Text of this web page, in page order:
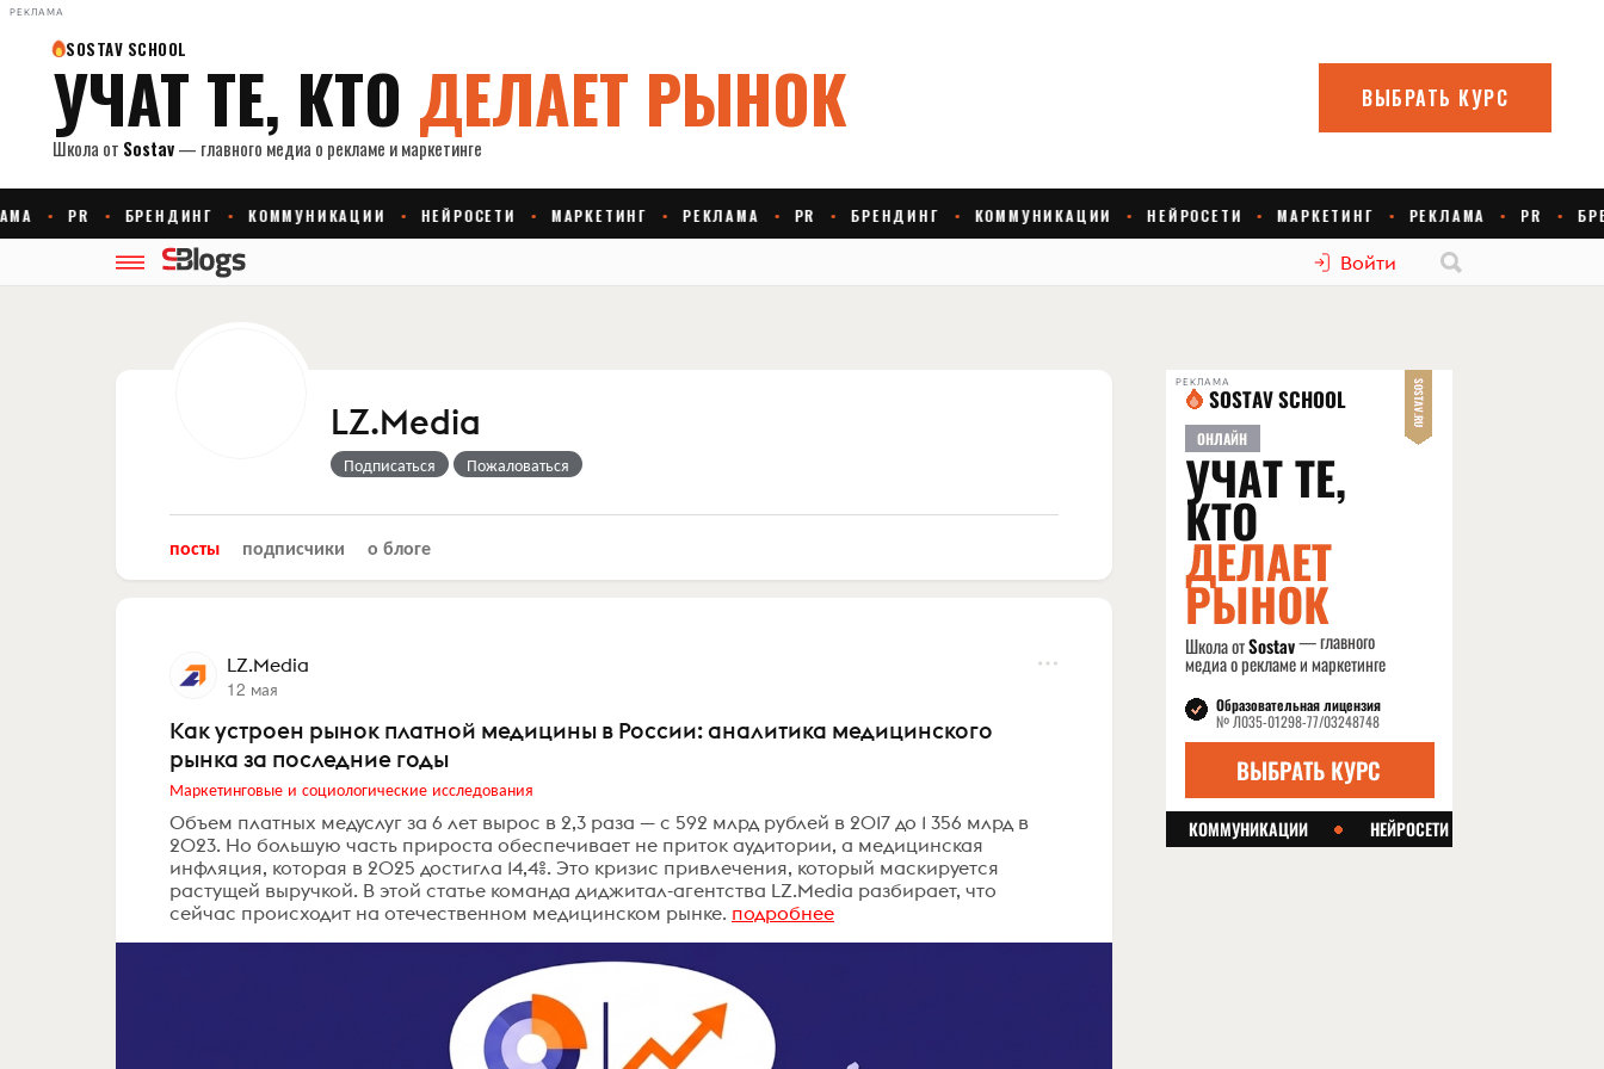
РЕКЛАМА
Войти
LZ.Media
Подписаться Пожаловаться
посты подписчики о блоге
LZ.Media
12 мая
Как устроен рынок платной медицины в России: аналитика медицинского
рынка за последние годы
Маркетинговые и социологические исследования
Объем платных медуслуг за 6 лет вырос в 2,3 раза — с 592 млрд рублей в 2017 до 1 356 млрд в
2023. Но большую часть прироста обеспечивает не приток аудитории, а медицинская
инфляция, которая в 2025 достигла 14,4%. Это кризис привлечения, который маскируется
растущей выручкой. В этой статье команда диджитал-агентства LZ.Media разбирает, что
сейчас происходит на отечественном медицинском рынке. подробнее
РЕКЛАМА